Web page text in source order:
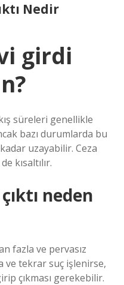
Nedir
girdi
süreleri genellikle
bazı durumlarda bu
uzayabilir. Ceza
kısaltılır.
neden
fazla ve pervasız
ve tekrar suç işlenirse,
çıkması gerekebilir.